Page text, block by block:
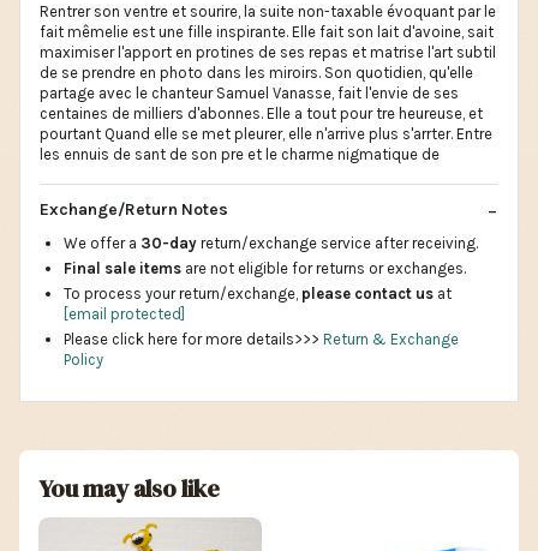
Rentrer son ventre et sourire, la suite non-taxable évoquant par le
fait mêmelie est une fille inspirante. Elle fait son lait d'avoine, sait
maximiser l'apport en protines de ses repas et matrise l'art subtil
de se prendre en photo dans les miroirs. Son quotidien, qu'elle
partage avec le chanteur Samuel Vanasse, fait l'envie de ses
centaines de milliers d'abonnes. Elle a tout pour tre heureuse, et
pourtant Quand elle se met pleurer, elle n'arrive plus s'arrter. Entre
les ennuis de sant de son pre et le charme nigmatique de
Exchange/Return Notes
We offer a 30-day return/exchange service after receiving.
Final sale items are not eligible for returns or exchanges.
To process your return/exchange, please contact us at
[email protected]
Please click here for more details>>> Return & Exchange
Policy
You may also like